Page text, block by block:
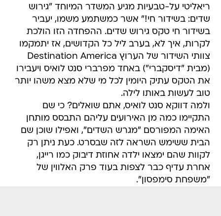
ריאליטי על-טבעיות מגיע המשדר המיוחד "גירוש
שדים: בשידור חי!" אשר כמשתמע משמו, יעביר
בשידור חי טקס גירוש שדים. ההפחדה הזו הולכת
לקרות, איך לא, בערב ליל כל הקדושים, אז יתמקמו
צוותי השידור של הערוץ Destination America
(מבית "דיסקברי") באחד מפרברי סנט לואיס ויעבירו
את הטקס עתיק היומין לכל מי שלא מצא משהו יותר
טוב לעשות באותו לילה.
ולמה דווקא סנט לואיס, אתם שואלים? כי שם
התקיימו כמה מן האירועים עליהם התבסס מותחן
האימה המפורסם "מגרש השדים", ואפילו שוכן שם
הבית ששימש השראה לזה שבסרט. כעת ניתן רק
לקוות שהם ימצאו ילדה אחוזת דיבוק כמו רייגן,
אחרת עדיף כבר לצפות בעוד פרק האלווין של
"משפחת סימפסון".